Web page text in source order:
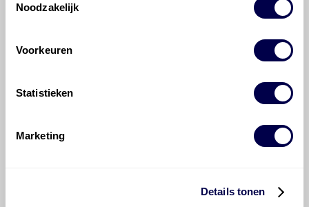
Noodzakelijk
Voorkeuren
Statistieken
Marketing
Details tonen